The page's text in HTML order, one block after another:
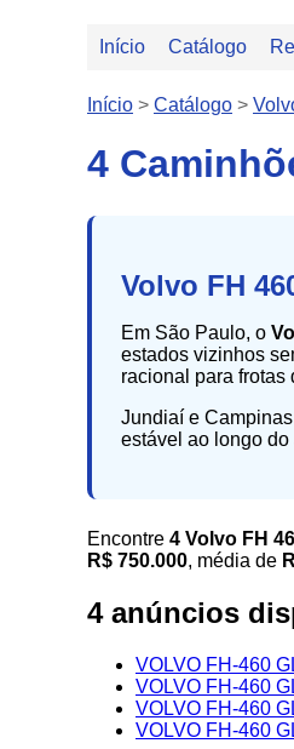
Início Catálogo
Início > Catálogo >
4
Volvo FH
Em São Paulo, o
estados vizinhos
racional para frotas
Jundiaí e
estável ao longo
Encontre 4 Volvo FH
R$ 750.000, média de
4 anúncios
VOLVO FH-460
VOLVO FH-460
VOLVO FH-460
VOLVO FH-460